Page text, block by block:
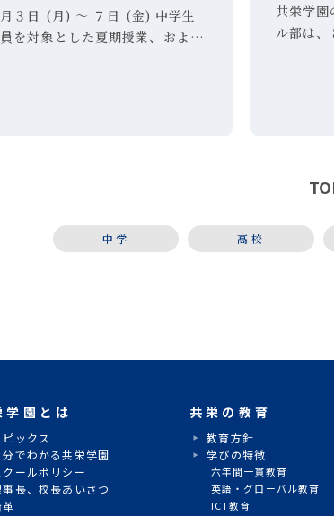
月３日 (月) ～ ７日 (金) 中学生
を対象とした夏期授業、および
共栄学園
ル部は
中学 高校
学園とは
ピックス
分でわかる共栄学園
クールポリシー
事長、校長あいさつ
共栄の教育
教育方針
学びの特徴
六年間一貫教育
英語・グローバル教育
ICT教育